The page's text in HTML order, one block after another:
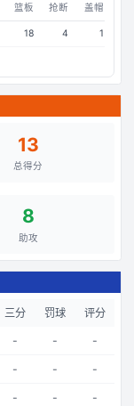
篮板 抢断 盖帽
18 4 1
13
总得分
8
助攻
三分 罚球 评分
- - -
- - -
- - -